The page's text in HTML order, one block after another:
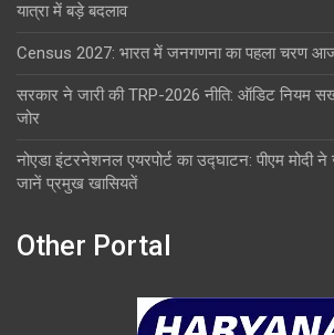
यात्रा में बड़े बदलाव
Census 2027: भारत में जनगणना का पहला चरण
सरकार ने जारी की TRP-2026 नीति: ऑडिट नियम
जोर
नोएडा इंटरनेशनल एयरपोर्ट का उद्घाटन: पीएम मोदी
जानें प्रमुख खासियतें
Other Portal